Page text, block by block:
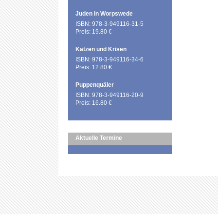
Juden in Worpswede
ISBN: 978-3-949116-31-5
Preis: 19.80 €
Katzen und Krisen
ISBN: 978-3-949116-34-6
Preis: 12.80 €
Puppenquäler
ISBN: 978-3-949116-20-9
Preis: 16.80 €
Aktuelle Termine